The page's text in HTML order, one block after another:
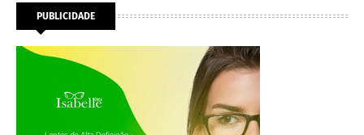
PUBLICIDADE